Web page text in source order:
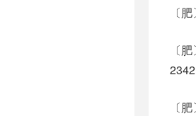
〔
〔
2342
〔